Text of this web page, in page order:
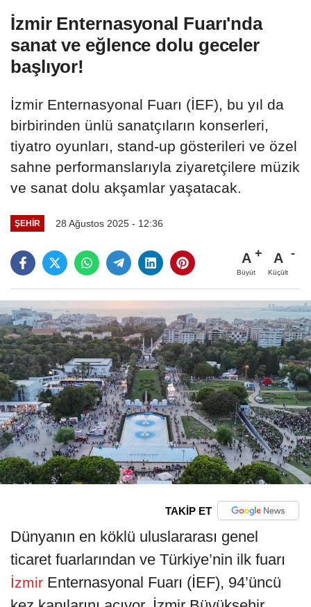
İzmir Enternasyonal Fuarı'nda
sanat ve eğlence dolu geceler
başlıyor!
İzmir Enternasyonal Fuarı (İEF), bu yıl da
birbirinden ünlü sanatçıların konserleri,
tiyatro oyunları, stand-up gösterileri ve özel
sahne performanslarıyla ziyaretçilere müzik
ve sanat dolu akşamlar yaşatacak.
ŞEHIR 28 Ağustos 2025 - 12:36
A
Büyüt
A
Küçült
TAKİP ET
Dünyanın en köklü uluslararası genel
ticaret fuarlarından ve Türkiye’nin ilk fuarı
İzmir Enternasyonal Fuarı (İEF), 94’üncü